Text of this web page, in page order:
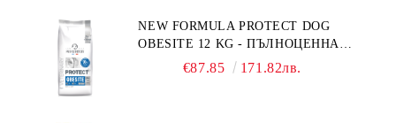
NEW FORMULA PROTECT DOG
OBESITE 12 KG - ПЪЛНОЦЕННА
ДИЕТИЧНА ХРАНА ЗА КУЧЕТА
€87.85 171.82лв.